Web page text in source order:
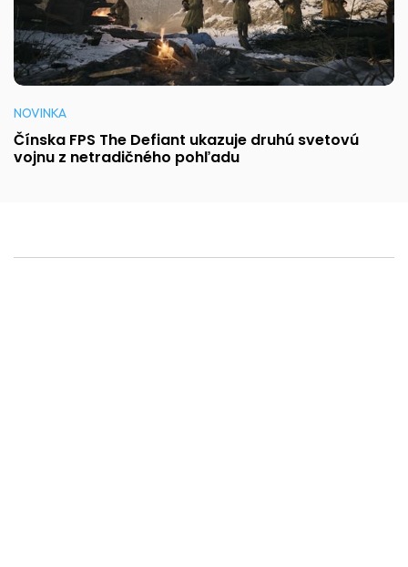
NOVINKA
Čínska FPS The Defiant ukazuje druhú svetovú
vojnu z netradičného pohľadu